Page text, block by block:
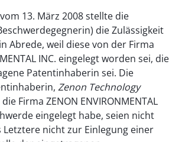
13. März 2008 stellte die
die Zulässigkeit
Abrede, weil diese von der Firma
INC. eingelegt worden sei, die
Patentinhaberin sei. Die
Zenon Technology
Firma ZENON ENVIRONMENTAL
eingelegt habe, seien nicht
Letztere nicht zur Einlegung einer